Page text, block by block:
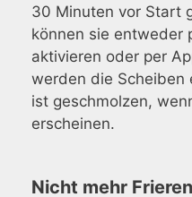
30 Minuten vor Start
können sie entweder
aktivieren oder per
werden die Scheiben
ist geschmolzen,
erscheinen.
Nicht mehr Frieren